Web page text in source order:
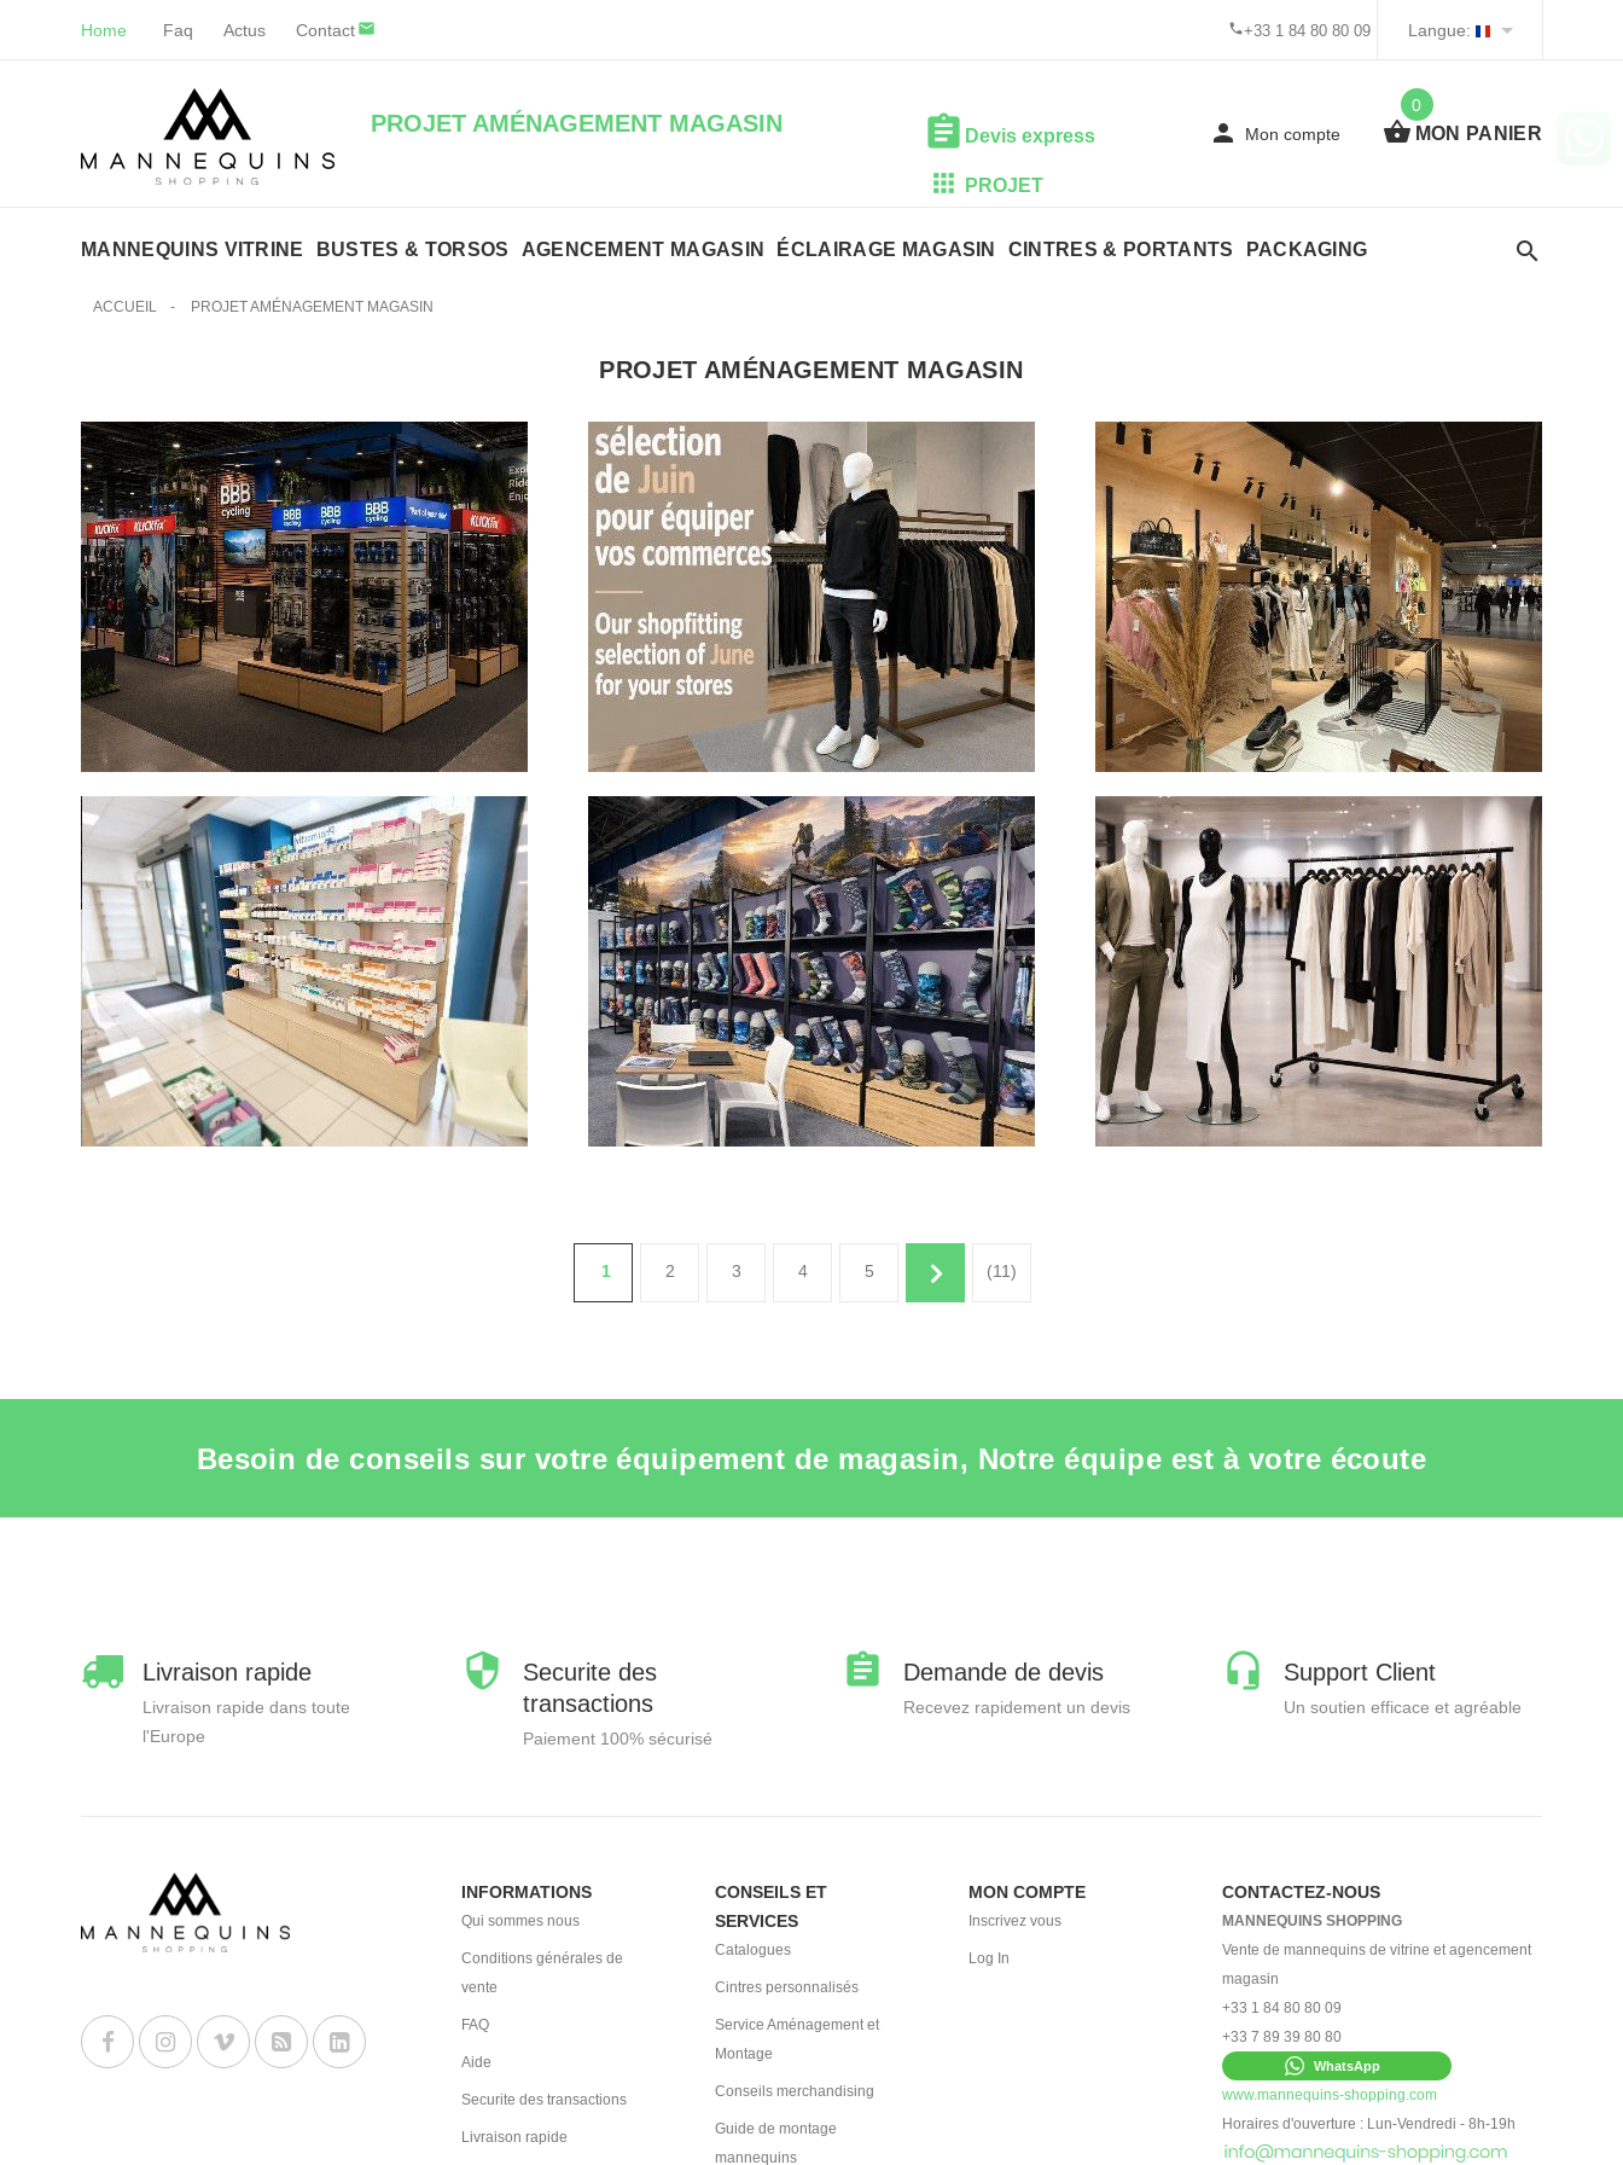
Home Faq Actus Contact +33 1 84 80 80 09 Langue:
PROJET AMÉNAGEMENT MAGASIN Devis express
PROJET
Mon compte
0
MON PANIER
MANNEQUINS VITRINE BUSTES & TORSOS AGENCEMENT MAGASIN ÉCLAIRAGE MAGASIN CINTRES & PORTANTS PACKAGING
ACCUEIL - PROJET AMÉNAGEMENT MAGASIN
PROJET AMÉNAGEMENT MAGASIN
1 2 3 4 5 (11)
Besoin de conseils sur votre équipement de magasin, Notre équipe est à votre écoute
Livraison rapide
Livraison rapide dans toute
l'Europe
Securite des
transactions
Paiement 100% sécurisé
Demande de devis
Recevez rapidement un devis
Support Client
Un soutien efficace et agréable
INFORMATIONS
Qui sommes nous
Conditions générales de
vente
FAQ
Aide
Securite des transactions
Livraison rapide
CONSEILS ET
SERVICES
Catalogues
Cintres personnalisés
Service Aménagement et
Montage
Conseils merchandising
Guide de montage
mannequins
MON COMPTE
Inscrivez vous
Log In
CONTACTEZ-NOUS
MANNEQUINS SHOPPING
Vente de mannequins de vitrine et agencement
magasin
+33 1 84 80 80 09
+33 7 89 39 80 80
WhatsApp
www.mannequins-shopping.com
Horaires d'ouverture : Lun-Vendredi - 8h-19h